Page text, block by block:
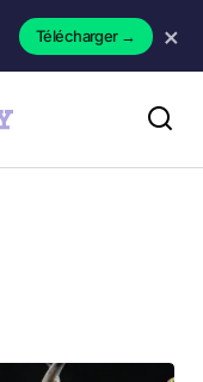
Télécharger→ ×